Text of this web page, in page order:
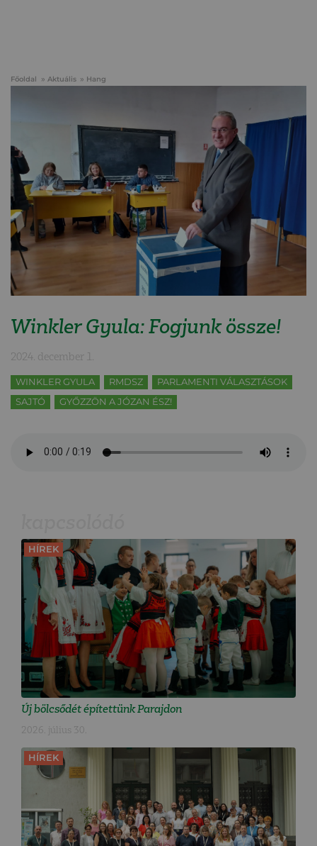
Főoldal Aktuális Hang
Winkler Gyula: Fogjunk össze!
2024. december 1.
WINKLER GYULA RMDSZ
PARLAMENTI VÁLASZTÁSOK
SAJTÓ
GYŐZZÖN A JÓZAN ÉSZ!
HÍREK
Új bölcsődét építettünk Parajdon
2026. július 30.
HÍREK